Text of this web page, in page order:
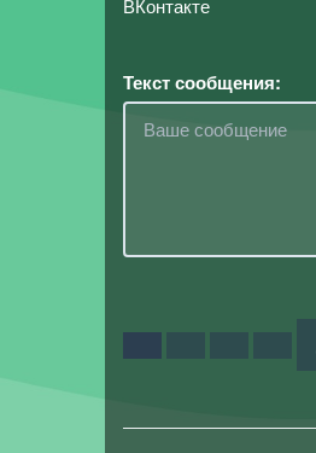
Текст сообщения: